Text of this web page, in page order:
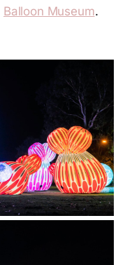
Balloon Museum.